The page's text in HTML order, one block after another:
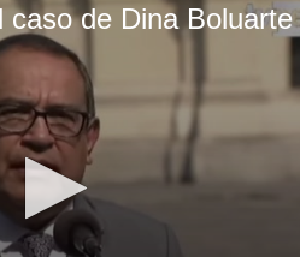
de Dina Boluarte